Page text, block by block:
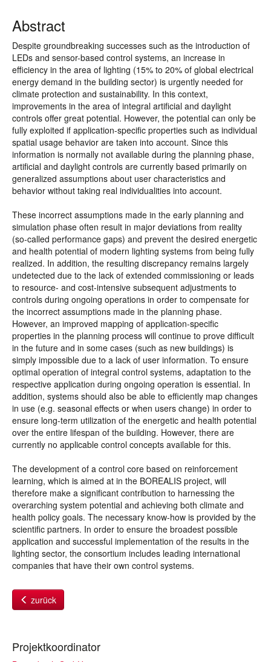
Abstract
Despite groundbreaking successes such as the introduction of
LEDs and sensor-based control systems, an increase in
efficiency in the area of lighting (15% to 20% of global electrical
energy demand in the building sector) is urgently needed for
climate protection and sustainability. In this context,
improvements in the area of integral artificial and daylight
controls offer great potential. However, the potential can only be
fully exploited if application-specific properties such as individual
spatial usage behavior are taken into account. Since this
information is normally not available during the planning phase,
artificial and daylight controls are currently based primarily on
generalized assumptions about user characteristics and
behavior without taking real individualities into account.
These incorrect assumptions made in the early planning and
simulation phase often result in major deviations from reality
(so-called performance gaps) and prevent the desired energetic
and health potential of modern lighting systems from being fully
realized. In addition, the resulting discrepancy remains largely
undetected due to the lack of extended commissioning or leads
to resource- and cost-intensive subsequent adjustments to
controls during ongoing operations in order to compensate for
the incorrect assumptions made in the planning phase.
However, an improved mapping of application-specific
properties in the planning process will continue to prove difficult
in the future and in some cases (such as new buildings) is
simply impossible due to a lack of user information. To ensure
optimal operation of integral control systems, adaptation to the
respective application during ongoing operation is essential. In
addition, systems should also be able to efficiently map changes
in use (e.g. seasonal effects or when users change) in order to
ensure long-term utilization of the energetic and health potential
over the entire lifespan of the building. However, there are
currently no applicable control concepts available for this.
The development of a control core based on reinforcement
learning, which is aimed at in the BOREALIS project, will
therefore make a significant contribution to harnessing the
overarching system potential and achieving both climate and
health policy goals. The necessary know-how is provided by the
scientific partners. In order to ensure the broadest possible
application and successful implementation of the results in the
lighting sector, the consortium includes leading international
companies that have their own control systems.
zurück
Projektkoordinator